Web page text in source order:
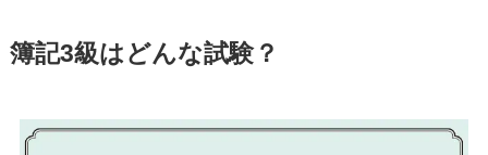
簿記3級はどんな試験？